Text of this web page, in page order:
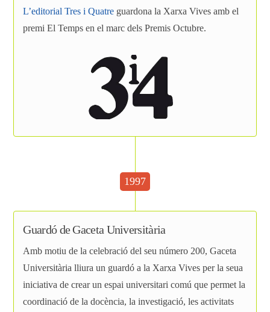
L’editorial Tres i Quatre guardona la Xarxa Vives amb el
premi El Temps en el marc dels Premis Octubre.
1997
Guardó de Gaceta Universitària
Amb motiu de la celebració del seu número 200, Gaceta
Universitària lliura un guardó a la Xarxa Vives per la seua
iniciativa de crear un espai universitari comú que permet la
coordinació de la docència, la investigació, les activitats